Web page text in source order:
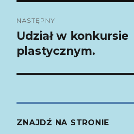
NASTĘPNY
Następny
wpis:
Udział w konkursie
plastycznym.
ZNAJDŹ NA STRONIE